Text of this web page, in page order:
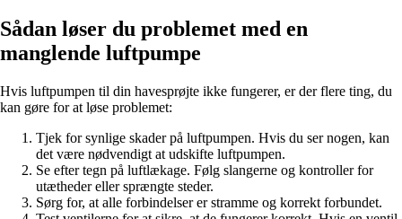
Sådan løser du problemet med en
manglende luftpumpe
Hvis luftpumpen til din havesprøjte ikke fungerer, er der flere ting, du
kan gøre for at løse problemet:
Tjek for synlige skader på luftpumpen. Hvis du ser nogen, kan
det være nødvendigt at udskifte luftpumpen.
Se efter tegn på luftlækage. Følg slangerne og kontroller for
utætheder eller sprængte steder.
Sørg for, at alle forbindelser er stramme og korrekt forbundet.